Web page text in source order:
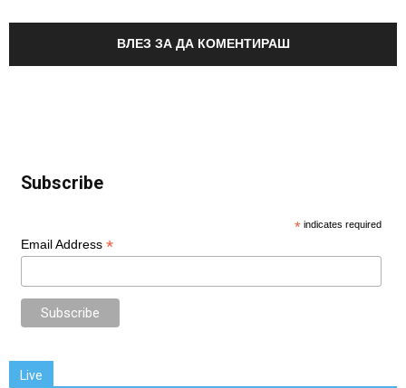
ВЛЕЗ ЗА ДА КОМЕНТИРАШ
Subscribe
* indicates required
Email Address *
Live